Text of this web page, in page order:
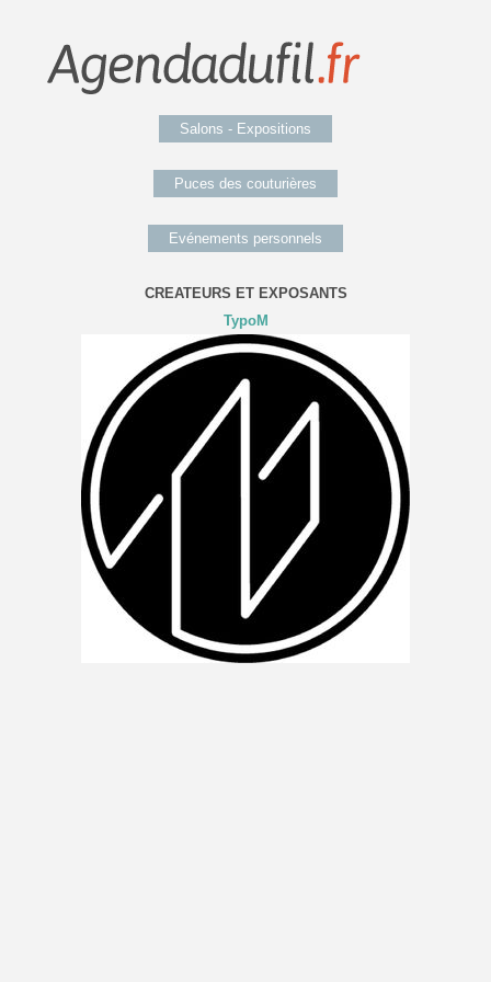
Salons - Expositions
Puces des couturières
Evénements personnels
CREATEURS ET EXPOSANTS
TypoM